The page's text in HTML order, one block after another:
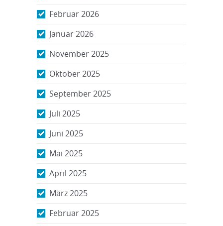
Februar 2026
Januar 2026
November 2025
Oktober 2025
September 2025
Juli 2025
Juni 2025
Mai 2025
April 2025
März 2025
Februar 2025